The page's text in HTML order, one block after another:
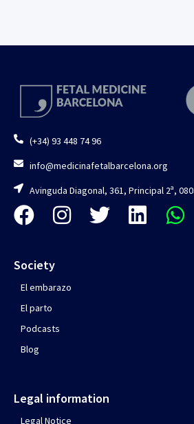
(+34) 93 448 74 96
info@medicinafetalbarcelona.org
Avinguda Diagonal, 361, Principal 2ª,
Society
El embarazo
El parto
Podcasts
Blog
Legal information
Legal Notice